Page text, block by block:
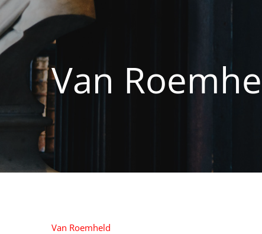
Van
Van Roemheld